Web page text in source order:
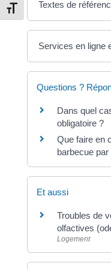
Changer la taille de la
Textes de
Services en ligne
Questions ?
Dans quel
obligatoire ?
Que faire en
barbecue
Et aussi
Troubles de
olfactives
Logement